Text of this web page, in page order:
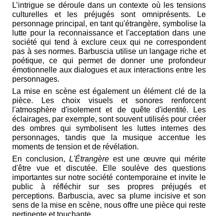
L’intrigue se déroule dans un contexte où les tensions
culturelles et les préjugés sont omniprésents. Le
personnage principal, en tant qu'étrangère, symbolise la
lutte pour la reconnaissance et l'acceptation dans une
société qui tend à exclure ceux qui ne correspondent
pas à ses normes. Barbuscia utilise un langage riche et
poétique, ce qui permet de donner une profondeur
émotionnelle aux dialogues et aux interactions entre les
personnages.
La mise en scène est également un élément clé de la
pièce. Les choix visuels et sonores renforcent
l'atmosphère d'isolement et de quête d'identité. Les
éclairages, par exemple, sont souvent utilisés pour créer
des ombres qui symbolisent les luttes internes des
personnages, tandis que la musique accentue les
moments de tension et de révélation.
En conclusion, L'Étrangèreest une œuvre qui mérite
d'être vue et discutée. Elle soulève des questions
importantes sur notre société contemporaine et invite le
public à réfléchir sur ses propres préjugés et
perceptions. Barbuscia, avec sa plume incisive et son
sens de la mise en scène, nous offre une pièce qui reste
pertinente et touchante.